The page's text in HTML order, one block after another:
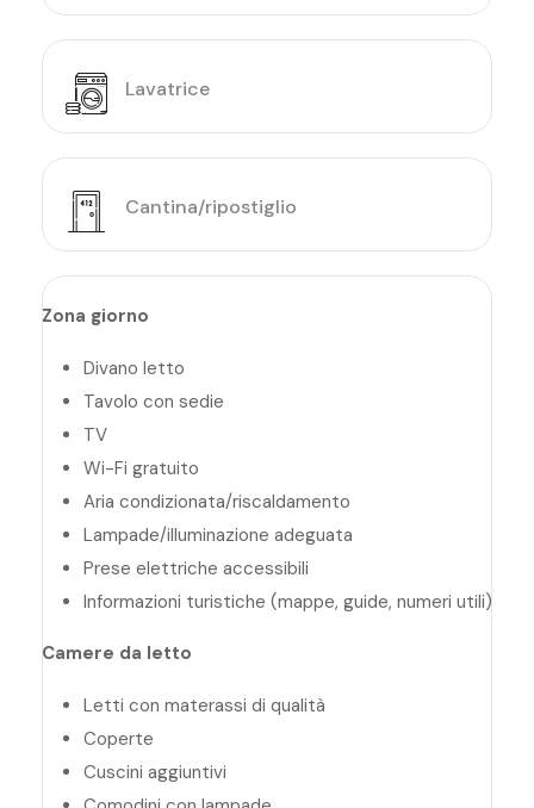
Lavatrice
Cantina/ripostiglio
Zona giorno
Divano letto
Tavolo con sedie
TV
Wi-Fi gratuito
Aria condizionata/riscaldamento
Lampade/illuminazione adeguata
Prese elettriche accessibili
Informazioni turistiche (mappe, guide, numeri utili)
Camere da letto
Letti con materassi di qualità
Coperte
Cuscini aggiuntivi